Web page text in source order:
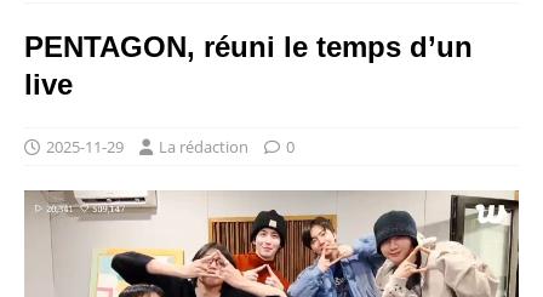
PENTAGON, réuni le temps d’un
live
2025-11-29 La rédaction 0